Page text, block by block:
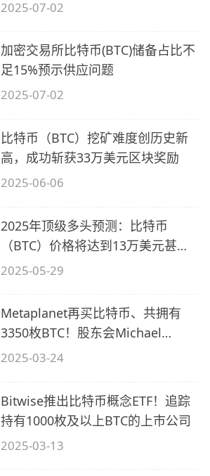
2025-07-02
加密交易所比特币(BTC)储备占比不
足15%预示供应问题
2025-07-02
比特币（BTC）挖矿难度创历史新
高，成功斩获33万美元区块奖励
2025-06-06
2025年顶级多头预测：比特币
（BTC）价格将达到13万美元甚至
150万美元
2025-05-29
Metaplanet再买比特币、共拥有
3350枚BTC！股东会Michael
Saylor布道
2025-03-24
Bitwise推出比特币概念ETF！追踪
持有1000枚及以上BTC的上市公司
2025-03-13